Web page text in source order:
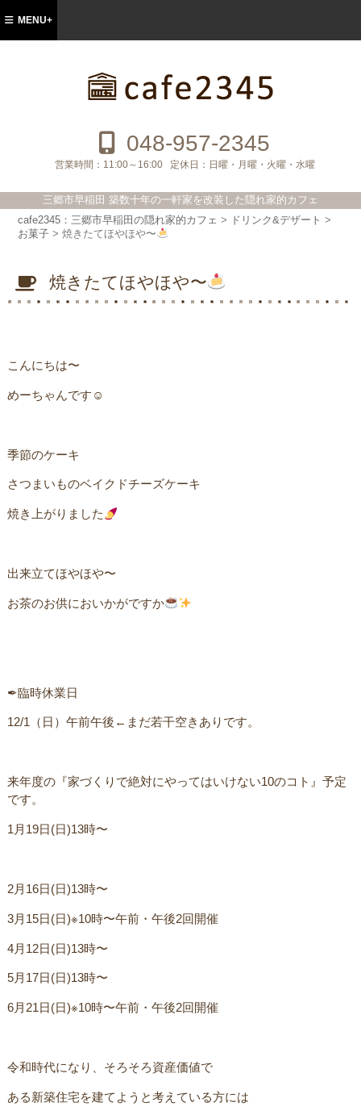
ェ
048-957-2345
営業時間： 11:00～16:00 定休日： 日曜・月曜・火曜・水曜
三郷市早稲田 築数十年の一軒家を改装した隠れ家的カフェ
MENU+
cafe2345：三郷市早稲田の隠れ家的カフェ > ドリンク&デザート >
お菓子 >焼きたてほやほや〜
焼きたてほやほや〜
こんにちは〜
めーちゃんです☺︎ㅤ
季節のケーキ
さつまいものベイクドチーズケーキㅤ
焼き上がりました
出来立てほやほや〜ㅤ
お茶のお供においかがですか
ㅤ✒︎臨時休業日
12/1（日）午前ㅤ午後←まだ若干空きありです。ㅤㅤ
ㅤ来年度の『家づくりで絶対にやってはいけない10のコト』予定
です。
1月19日(日)13時〜
2月16日(日)13時〜
3月15日(日)※10時〜午前・午後2回開催
4月12日(日)13時〜
5月17日(日)13時〜
6月21日(日)※10時〜午前・午後2回開催
令和時代になり、そろそろ資産価値でㅤ
ある新築住宅を建てようと考えている方には